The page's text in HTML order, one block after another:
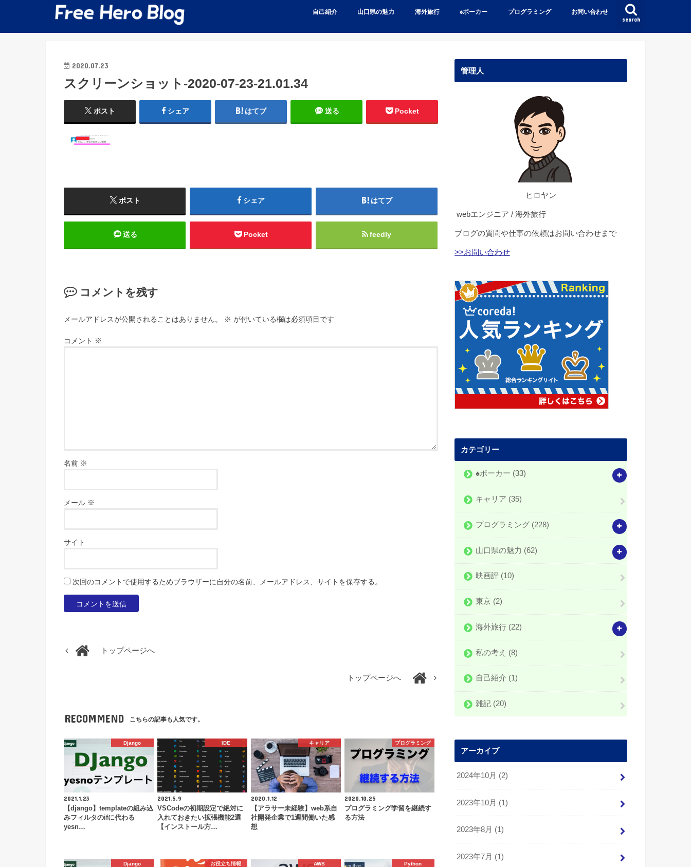
search
自己紹介 山口県の魅力 海外旅行 ♠️ポーカー プログラミング お問い合わせ
2020.07.23
スクリーンショット-2020-07-23-21.01.34
ポスト シェア はてブ 送る Pocket
ポスト シェア はてブ
送る Pocket feedly
コメントを残す
メールアドレスが公開されることはありません。 ※ が付いている欄は必須項目です
コメント ※
名前 ※
メール ※
サイト
次回のコメントで使用するためブラウザーに自分の名前、メールアドレス、サイトを保存する。
トップページへ
トップページへ
RECOMMEND こちらの記事も人気です。
Django
2021.1.23
【django】templateの組み込
みフィルタのifに代わる
yesn…
IDE
2021.5.9
VSCodeの初期設定で絶対に
入れておきたい拡張機能2選
【インストール方…
キャリア
2020.1.12
【アラサー未経験】web系自
社開発企業で1週間働いた感
想
プログラミング
2020.10.25
プログラミング学習を継続す
る方法
Django お役立ち情報 AWS Python
管理人
ヒロヤン
webエンジニア / 海外旅行
ブログの質問や仕事の依頼はお問い合わせまで
>>お問い合わせ
カテゴリー
♠️ポーカー (33)
キャリア (35)
プログラミング (228)
山口県の魅力 (62)
映画評 (10)
東京 (2)
海外旅行 (22)
私の考え (8)
自己紹介 (1)
雑記 (20)
アーカイブ
2024年10月 (2)
2023年10月 (1)
2023年8月 (1)
2023年7月 (1)